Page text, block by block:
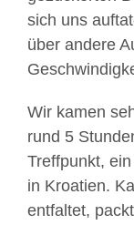
sich uns
über andere
Wir kamen
rund 5
Treffpunkt,
in Kroatien.
entfaltet,